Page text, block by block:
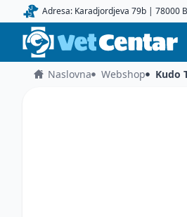
Adresa: Karadjordjeva 79b | 78000
Naslovna Webshop Kudo